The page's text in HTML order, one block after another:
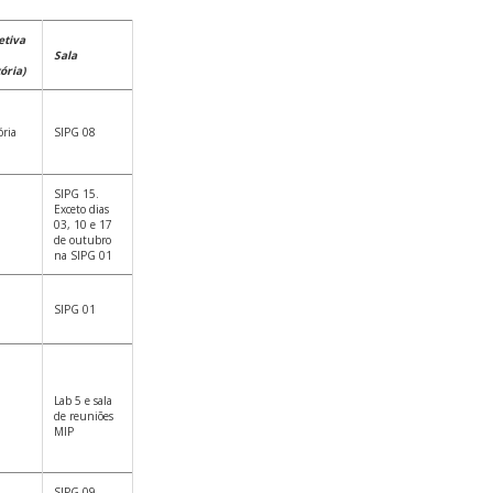
Sala
SIPG 08
SIPG 15.
Exceto dias
03, 10 e 17
de outubro
na SIPG 01
SIPG 01
Lab 5 e sala
de reuniões
MIP